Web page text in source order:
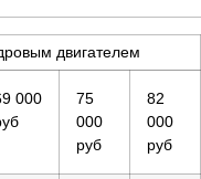
двигателем
000
75
000
руб
82
000
руб